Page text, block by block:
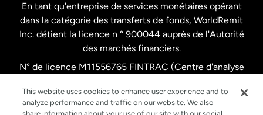
États-Unis Español
France
Malaisie
En tant qu'entreprise de services monétaires opérant
dans la catégorie des transferts de fonds, WorldRemit
Inc. détient la licence n ° 900044 auprès de l'Autorité
des marchés financiers.
N° de licence M11556765 FINTRAC (Centre d'analyse
This website uses cookies to enhance user experience and to
analyze performance and traffic on our website. We also